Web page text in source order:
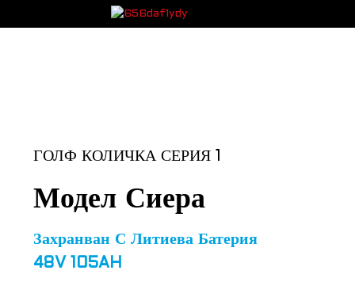
ГОЛФ КОЛИЧКА СЕРИЯ 1
Модел Сиера
Захранван С Литиева Батерия
48V 105AH